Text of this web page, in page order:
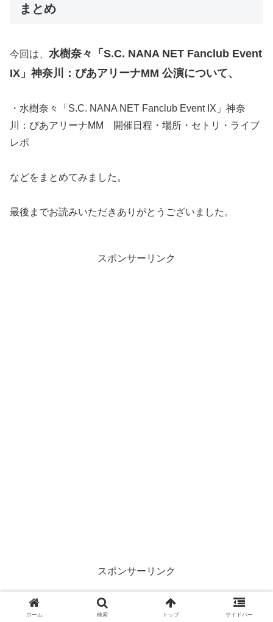
まとめ
今回は、 水樹奈々「S.C. NANA NET Fanclub Event
IX」神奈川：ぴあアリーナMM 公演について、
・水樹奈々「S.C. NANA NET Fanclub Event IX」神奈
川：ぴあアリーナMM 開催日程・場所・セトリ・ライブ
レポ
などをまとめてみました。
最後までお読みいただきありがとうございました。
スポンサーリンク
スポンサーリンク
ホーム 検索 トップ サイドバー